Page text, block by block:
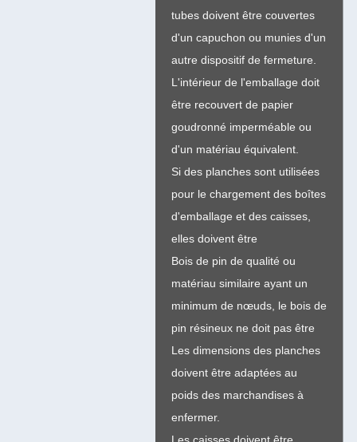
tubes doivent être couvertes
d'un capuchon ou munies d'un
autre dispositif de fermeture.
L'intérieur de l'emballage doit
être recouvert de papier
goudronné imperméable ou
d'un matériau équivalent.
Si des planches sont utilisées
pour le chargement des boîtes
d'emballage et des caisses,
elles doivent être
Bois de pin de qualité ou
matériau similaire ayant un
minimum de nœuds, le bois de
pin résineux ne doit pas être
Les dimensions des planches
doivent être adaptées au
poids des marchandises à
enfermer.
Les caisses doivent être